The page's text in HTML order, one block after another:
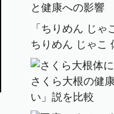
と健康への影響
「ちりめん じゃ
ちりめん じゃこ
さくら大根の健
い」説を比較